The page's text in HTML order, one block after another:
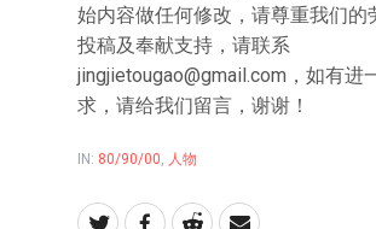
始内容做任何修改，请尊重我们的
投稿及奉献支持，请联系
jingjietougao@gmail.com ，如有进
求，请给我们留言，谢谢！
IN: 80/90/00, 人物